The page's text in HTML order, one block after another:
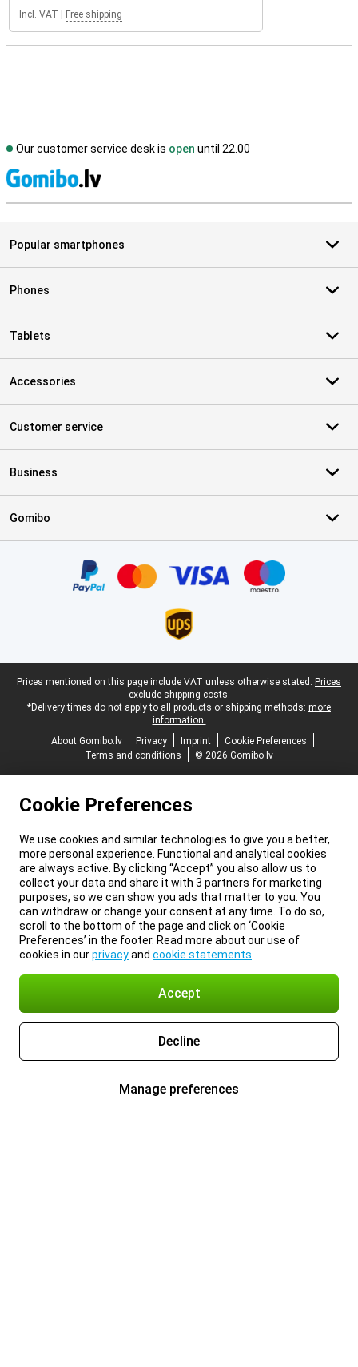
Incl. VAT Free shipping
Our customer service desk is open until 22.00
Popular smartphones
Phones
Tablets
Accessories
Customer service
Business
Gomibo
Legal footer
Prices mentioned on this page include VAT unless otherwise stated. Prices
exclude shipping costs.
*Delivery times do not apply to all products or shipping methods: more
information.
About Gomibo.lv
Privacy Imprint
Cookie Preferences
Terms and conditions
© 2026 Gomibo.lv
Cookie Preferences
We use cookies and similar technologies to give you a better,
more personal experience. Functional and analytical cookies
are always active. By clicking “Accept” you also allow us to
collect your data and share it with 3 partners for marketing
purposes, so we can show you ads that matter to you. You
can withdraw or change your consent at any time. To do so,
scroll to the bottom of the page and click on ‘Cookie
Preferences’ in the footer. Read more about our use of
cookies in ourprivacyand cookie statements
Accept
Decline
Manage preferences